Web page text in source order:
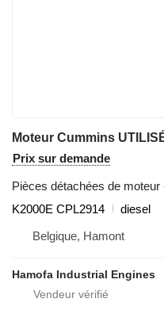
Prix sur demande
Pièces détachées de moteur
K2000E CPL2914
diesel
Belgique, Hamont
Hamofa Industrial Engines